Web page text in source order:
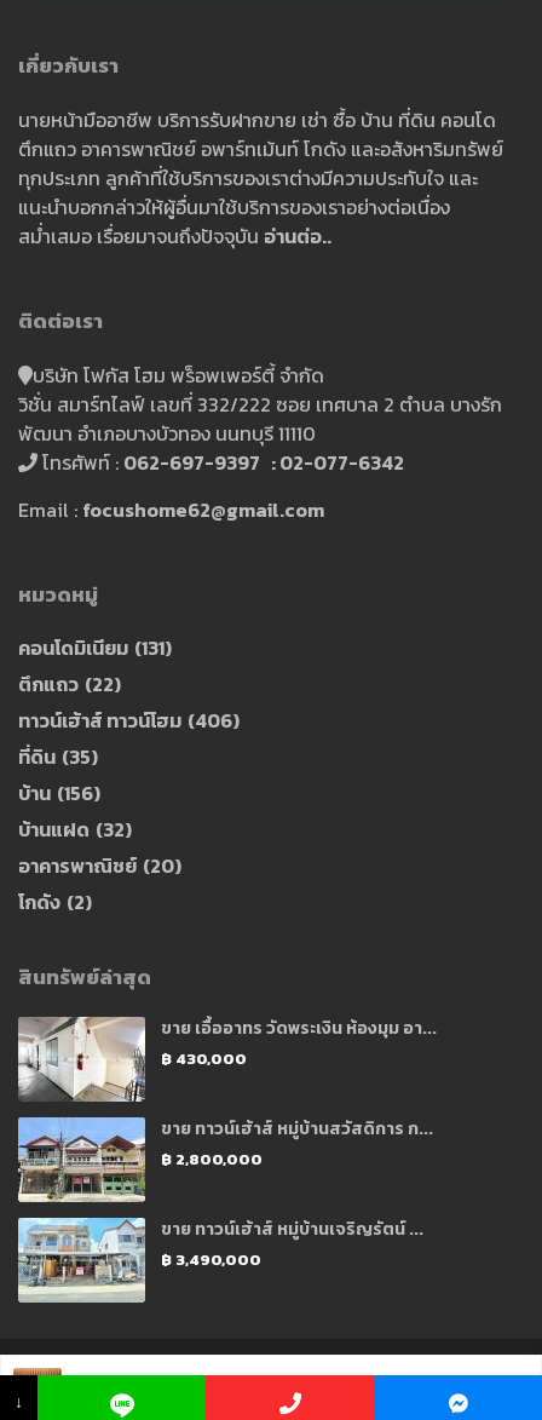
เกี่ยวกับเรา
นายหน้ามืออาชีพ บริการรับฝากขาย เช่า ซื้อ บ้าน ที่ดิน คอนโด
ตึกแถว อาคารพาณิชย์ อพาร์ทเม้นท์ โกดัง และอสังหาริมทรัพย์
ทุกประเภท ลูกค้าที่ใช้บริการของเราต่างมีความประทับใจ และ
แนะนำบอกกล่าวให้ผู้อื่นมาใช้บริการของเราอย่างต่อเนื่อง
สม่ำเสมอ เรื่อยมาจนถึงปัจจุบัน อ่านต่อ..
ติดต่อเรา
บริษัท โฟกัส โฮม พร็อพเพอร์ตี้ จำกัด
วิชั่น สมาร์ทไลฟ์ เลขที่ 332/222 ซอย เทศบาล 2 ตำบล บางรัก
พัฒนา อำเภอบางบัวทอง นนทบุรี 11110
โทรศัพท์ : 062-697-9397 : 02-077-6342
Email : focushome62@gmail.com
หมวดหมู่
คอนโดมิเนียม (131)
ตึกแถว (22)
ทาวน์เฮ้าส์ ทาวน์โฮม (406)
ที่ดิน (35)
บ้าน (156)
บ้านแฝด (32)
อาคารพาณิชย์ (20)
โกดัง (2)
สินทรัพย์ล่าสุด
ขาย เอื้ออาทร วัดพระเงิน ห้องมุม อา...
฿ 430,000
ขาย ทาวน์เฮ้าส์ หมู่บ้านสวัสดิการ ก...
฿ 2,800,000
ขาย ทาวน์เฮ้าส์ หมู่บ้านเจริญรัตน์ ...
฿ 3,490,000
Copyright 2021 © Designed and Developed by CJ Soft Co., Ltd.
คุณ โมนา ☏
062 659 8396
↓